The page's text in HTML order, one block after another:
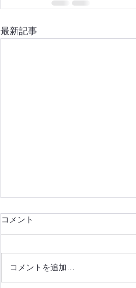
最新記事
コメント
コメントを追加…